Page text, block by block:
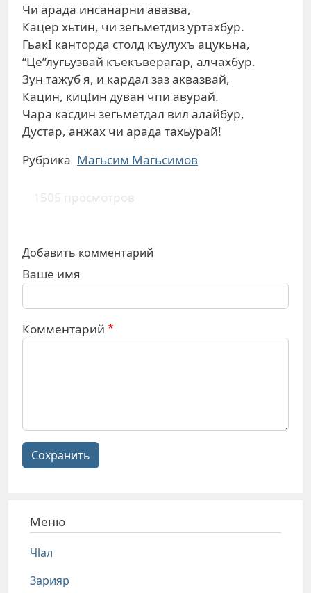
Чи арада инсанарни авазва,
Кацер хьтин, чи зегьметдиз уртахбур.
ГьакI канторда столд къулухъ ацукьна,
“Це”лугьузвай къекъверагар, алчахбур.
Зун тажуб я, и кардал заз аквазвай,
Кацин, кицIин дуван чпи авурай.
Чара касдин зегьметдал вил алайбур,
Дустар, анжах чи арада тахьурай!
Рубрика Магьсим Магьсимов
1505 просмотров
Добавить комментарий
Ваше имя
Комментарий
Сохранить
Меню
Чlал
Зарияр